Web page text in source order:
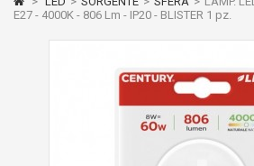
E27 - 4000K - 806 Lm - IP20 - BLISTER 1 pz.